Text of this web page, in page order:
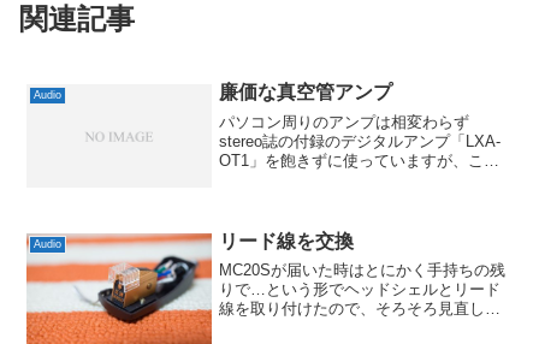
関連記事
Audio 廉価な真空管アンプ
パソコン周りのアンプは相変わらず
stereo誌の付録のデジタルアンプ「LXA-
OT1」を飽きずに使っていますが、これ
も高いものはちょ...
Audio リード線を交換
MC20Sが届いた時はとにかく手持ちの残
りで…という形でヘッドシェルとリード
線を取り付けたので、そろそろ見直して